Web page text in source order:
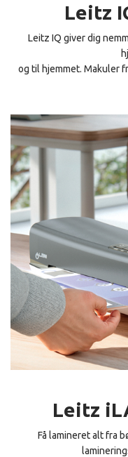
Leitz
Leitz IQ giver dig
og til hjemmet. Makuler
Leitz
Få lamineret alt fra